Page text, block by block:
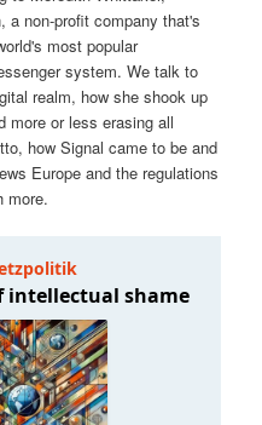
a non-profit company that's
most popular
system. We talk to
realm, how she shook up
more or less erasing all
how Signal came to be and
Europe and the regulations
more.